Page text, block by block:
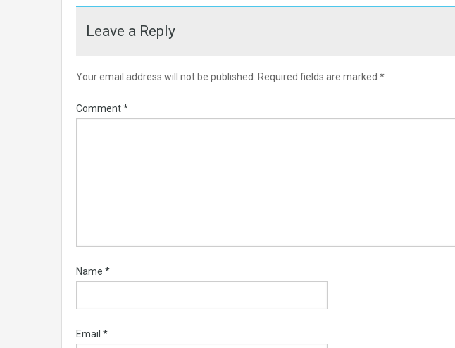
Leave a Reply
Your email address will not be published. Required fields are marked *
Comment*
Name *
Email *